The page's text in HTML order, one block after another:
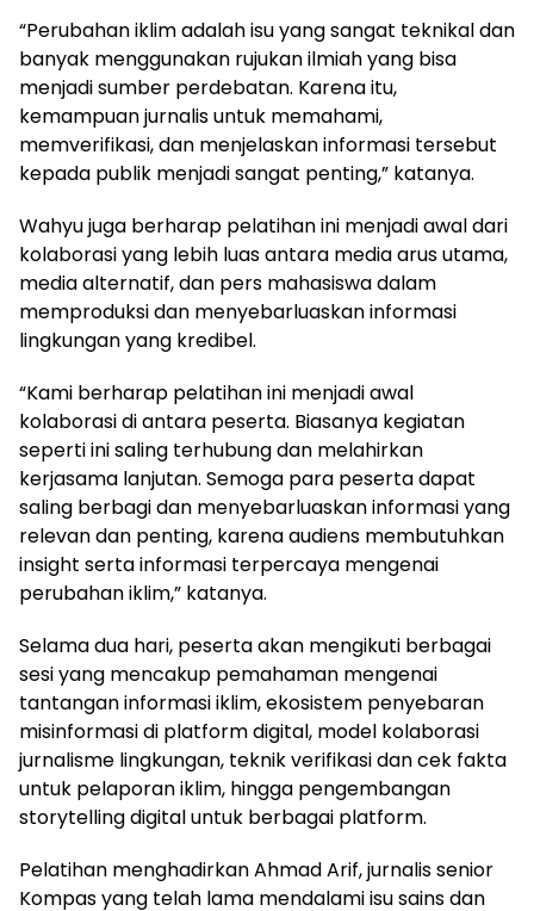
“Perubahan iklim adalah isu yang sangat teknikal dan
banyak menggunakan rujukan ilmiah yang bisa
menjadi sumber perdebatan. Karena itu,
kemampuan jurnalis untuk memahami,
memverifikasi, dan menjelaskan informasi tersebut
kepada publik menjadi sangat penting,” katanya.
Wahyu juga berharap pelatihan ini menjadi awal dari
kolaborasi yang lebih luas antara media arus utama,
media alternatif, dan pers mahasiswa dalam
memproduksi dan menyebarluaskan informasi
lingkungan yang kredibel.
“Kami berharap pelatihan ini menjadi awal
kolaborasi di antara peserta. Biasanya kegiatan
seperti ini saling terhubung dan melahirkan
kerjasama lanjutan. Semoga para peserta dapat
saling berbagi dan menyebarluaskan informasi yang
relevan dan penting, karena audiens membutuhkan
insight serta informasi terpercaya mengenai
perubahan iklim,” katanya.
Selama dua hari, peserta akan mengikuti berbagai
sesi yang mencakup pemahaman mengenai
tantangan informasi iklim, ekosistem penyebaran
misinformasi di platform digital, model kolaborasi
jurnalisme lingkungan, teknik verifikasi dan cek fakta
untuk pelaporan iklim, hingga pengembangan
storytelling digital untuk berbagai platform.
Pelatihan menghadirkan Ahmad Arif, jurnalis senior
Kompas yang telah lama mendalami isu sains dan